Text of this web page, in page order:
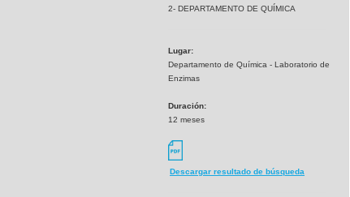
2- DEPARTAMENTO DE QUÍMICA
Lugar:
Departamento de Química - Laboratorio de
Enzimas
Duración:
12 meses
Descargar resultado de búsqueda